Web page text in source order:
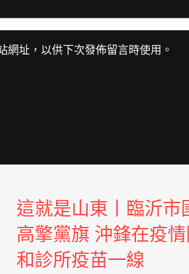
網址，以供下次發佈留言時使用。
這就是山東丨臨沂市
高擎黨旗 沖鋒在疫
和診所疫苗一線